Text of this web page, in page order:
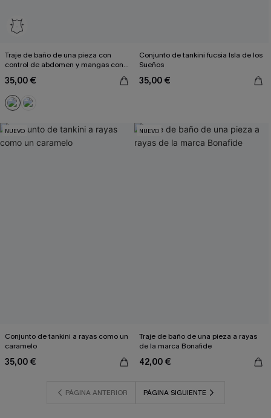
Traje de baño de una pieza con
control de abdomen y mangas con
35,00 €
Conjunto de tankini fucsia Isla de los
Sueños
35,00 €
NUEVO
Conjunto de tankini a rayas como un
caramelo
35,00 €
NUEVO
Traje de baño de una pieza a rayas
de la marca Bonafide
42,00 €
PÁGINA ANTERIOR PÁGINA SIGUIENTE